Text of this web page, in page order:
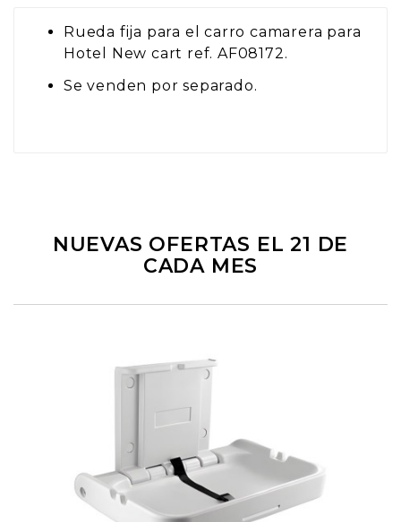
Rueda fija para el carro camarera para
Hotel New cart ref. AF08172.
Se venden por separado.
NUEVAS OFERTAS EL 21 DE
CADA MES